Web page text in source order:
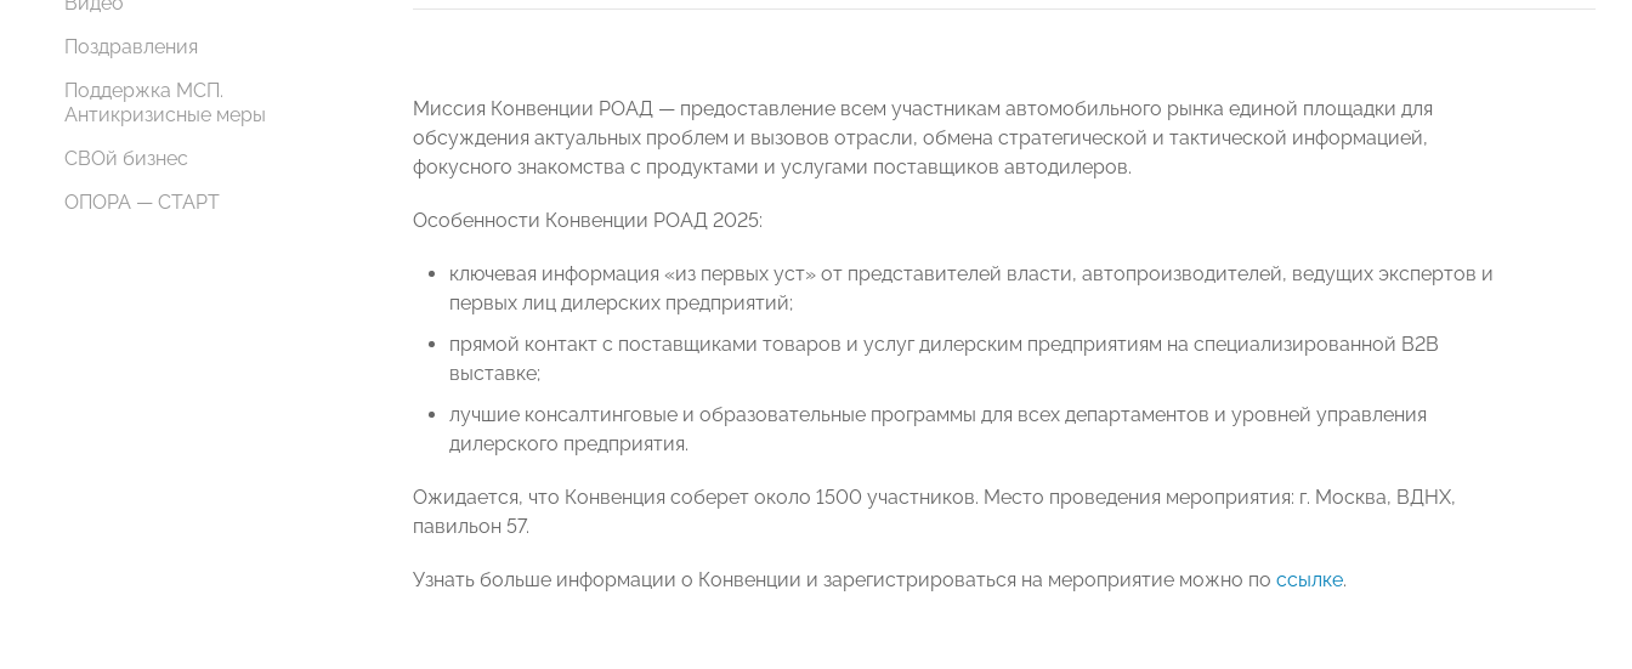
Поздравления
Поддержка МСП.
Антикризисные меры
СВОй бизнес
ОПОРА — СТАРТ
Миссия Конвенции РОАД — предоставление всем участникам автомобильного рынка единой площадки для
обсуждения актуальных проблем и вызовов отрасли, обмена стратегической и тактической информацией,
фокусного знакомства с продуктами и услугами поставщиков автодилеров.
Особенности Конвенции РОАД 2025:
ключевая информация «из первых уст» от представителей власти, автопроизводителей, ведущих экспертов и
первых лиц дилерских предприятий;
прямой контакт с поставщиками товаров и услуг дилерским предприятиям на специализированной B2B
выставке;
лучшие консалтинговые и образовательные программы для всех департаментов и уровней управления
дилерского предприятия.
Ожидается, что Конвенция соберет около 1500 участников. Место проведения мероприятия: г. Москва, ВДНХ,
павильон 57.
Узнать больше информации о Конвенции и зарегистрироваться на мероприятие можно по ссылке.